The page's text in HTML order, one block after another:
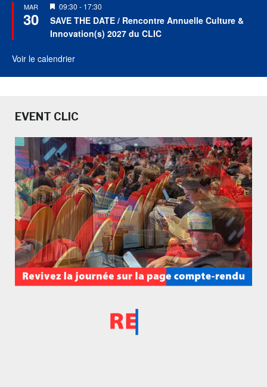
MAR
30
Mis
en
avant
09:30 - 17:30
SAVE THE DATE / Rencontre Annuelle Culture &
Innovation(s) 2027 du CLIC
Voir le calendrier
EVENT CLIC